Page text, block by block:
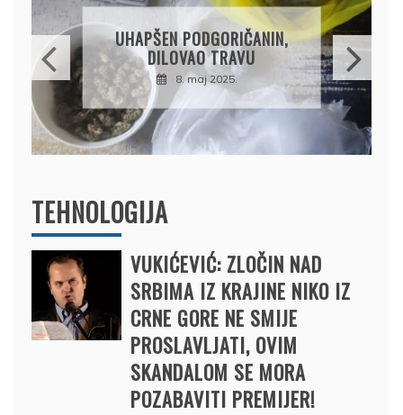
DRŽAVLJANIN RUSIJE
OSUMNJIČEN DA JE
PRODAO TUĐI BMW,
DRŽAVU NAPUSTIO
BRODOM
12. februar 2025.
TEHNOLOGIJA
VUKIĆEVIĆ: ZLOČIN NAD
SRBIMA IZ KRAJINE NIKO IZ
CRNE GORE NE SMIJE
PROSLAVLJATI, OVIM
SKANDALOM SE MORA
POZABAVITI PREMIJER!